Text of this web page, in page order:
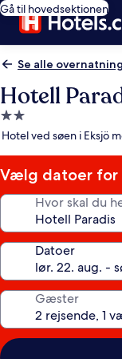
Gå til hovedsektionen
Se alle
Hotell
2.0-
stjernet
Hotel ved søen i Eksjö
Vælg datoer for
Hvor skal du
Datoer
Gæster